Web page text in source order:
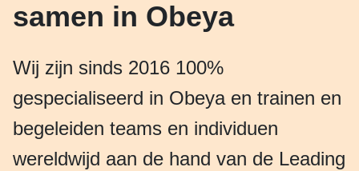
samen in Obeya
Wij zijn sinds 2016 100%
gespecialiseerd in Obeya en trainen en
begeleiden teams en individuen
wereldwijd aan de hand van de Leading